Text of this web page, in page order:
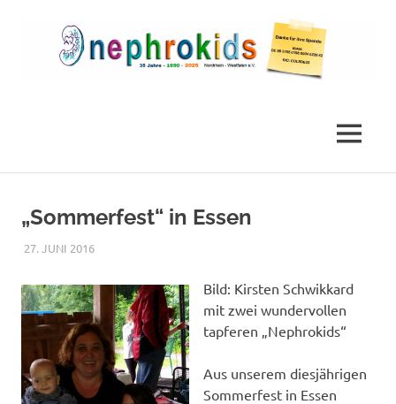
MENÜ
„Sommerfest“ in Essen
27. JUNI 2016NICOLE.BETH
ALLGEMEIN
Bild: Kirsten Schwikkard
mit zwei wundervollen
tapferen „Nephrokids“
Aus unserem diesjährigen
Sommerfest in Essen